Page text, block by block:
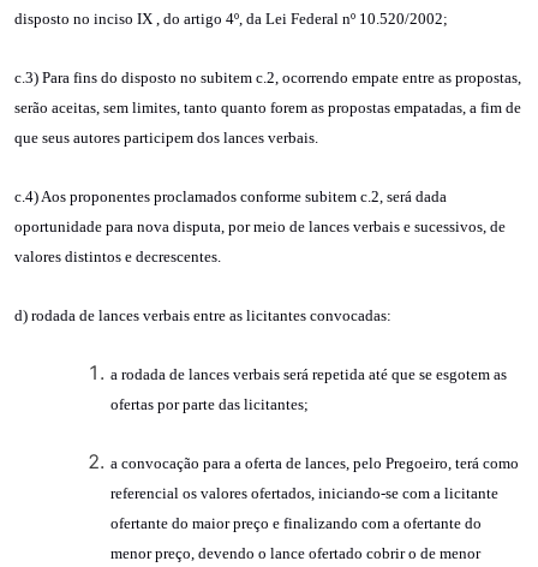
disposto no inciso IX , do artigo 4º, da Lei Federal nº 10.520/2002;
c.3) Para fins do disposto no subitem c.2, ocorrendo empate entre as propostas,
serão aceitas, sem limites, tanto quanto forem as propostas empatadas, a fim de
que seus autores participem dos lances verbais.
c.4) Aos proponentes proclamados conforme subitem c.2, será dada
oportunidade para nova disputa, por meio de lances verbais e sucessivos, de
valores distintos e decrescentes.
d) rodada de lances verbais entre as licitantes convocadas:
a rodada de lances verbais será repetida até que se esgotem as
ofertas por parte das licitantes;
a convocação para a oferta de lances, pelo Pregoeiro, terá como
referencial os valores ofertados, iniciando-se com a licitante
ofertante do maior preço e finalizando com a ofertante do
menor preço, devendo o lance ofertado cobrir o de menor